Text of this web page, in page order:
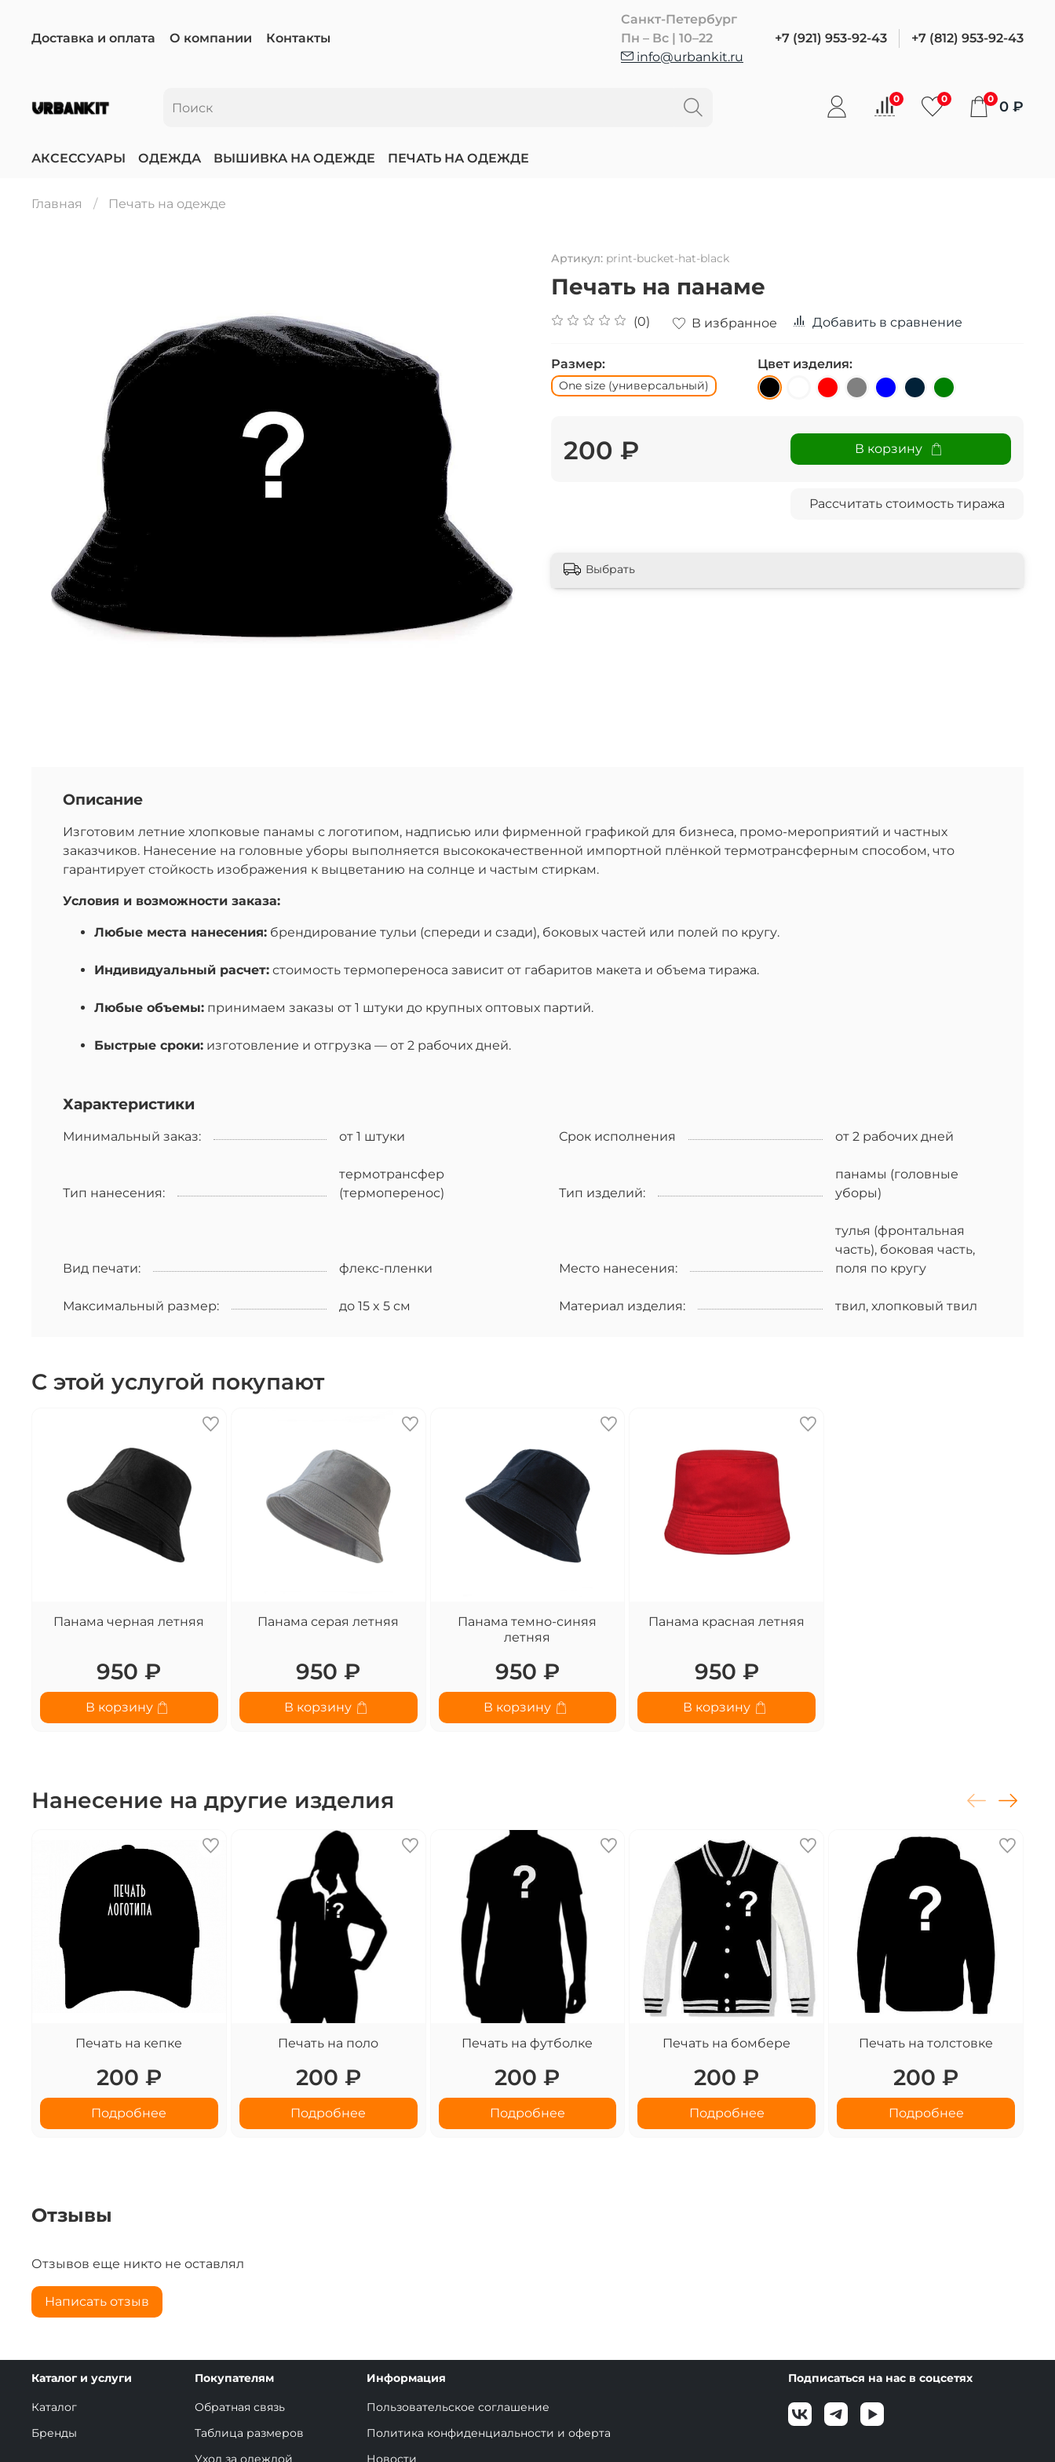
Доставка и оплата О компании Контакты
Санкт-Петербург
Пн – Вс | 10–22
info@urbankit.ru
+7 (921) 953-92-43 +7 (812) 953-92-43
0 0 0 0 ₽
АКСЕССУАРЫ ОДЕЖДА ВЫШИВКА НА ОДЕЖДЕ ПЕЧАТЬ НА ОДЕЖДЕ
Главная Печать на одежде
Артикул: print-bucket-hat-black
Печать на панаме
(0) В избранное Добавить в сравнение
Размер:
One size (универсальный)
Цвет изделия:
200 ₽ В корзину
Рассчитать стоимость тиража
Выбрать
Описание
Изготовим летние хлопковые панамы с логотипом, надписью или фирменной графикой для бизнеса, промо-мероприятий и частных
заказчиков. Нанесение на головные уборы выполняется высококачественной импортной плёнкой термотрансферным способом, что
гарантирует стойкость изображения к выцветанию на солнце и частым стиркам.
Условия и возможности заказа:
Любые места нанесения: брендирование тульи (спереди и сзади), боковых частей или полей по кругу.
Индивидуальный расчет: стоимость термопереноса зависит от габаритов макета и объема тиража.
Любые объемы: принимаем заказы от 1 штуки до крупных оптовых партий.
Быстрые сроки: изготовление и отгрузка — от 2 рабочих дней.
Характеристики
Минимальный заказ: от 1 штуки Срок исполнения от 2 рабочих дней
Тип нанесения:
термотрансфер
(термоперенос)
Тип изделий:
панамы (головные
уборы)
Вид печати: флекс-пленки Место нанесения:
тулья (фронтальная
часть), боковая часть,
поля по кругу
Максимальный размер: до 15 x 5 см Материал изделия: твил, хлопковый твил
С этой услугой покупают
Панама черная летняя
950 ₽
В корзину
Панама серая летняя
950 ₽
В корзину
Панама темно-синяя
летняя
950 ₽
В корзину
Панама красная летняя
950 ₽
В корзину
Нанесение на другие изделия
Печать на кепке
200 ₽
Подробнее
Печать на поло
200 ₽
Подробнее
Печать на футболке
200 ₽
Подробнее
Печать на бомбере
200 ₽
Подробнее
Печать на толстовке
200 ₽
Подробнее
Отзывы
Отзывов еще никто не оставлял
Написать отзыв
Каталог и услуги
Каталог
Бренды
Покупателям
Обратная связь
Таблица размеров
Уход за одеждой
Информация
Пользовательское соглашение
Политика конфиденциальности и оферта
Новости
Подписаться на нас в соцсетях